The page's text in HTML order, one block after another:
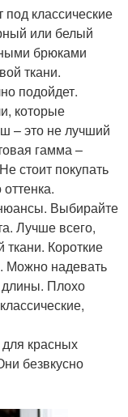
классические
или белый
брюками
ткани.
подойдет.
которые
– это не лучший
гамма –
стоит покупать
Выбирайте
Лучше всего,
Короткие
Можно надевать
Плохо
красных
безвкусно